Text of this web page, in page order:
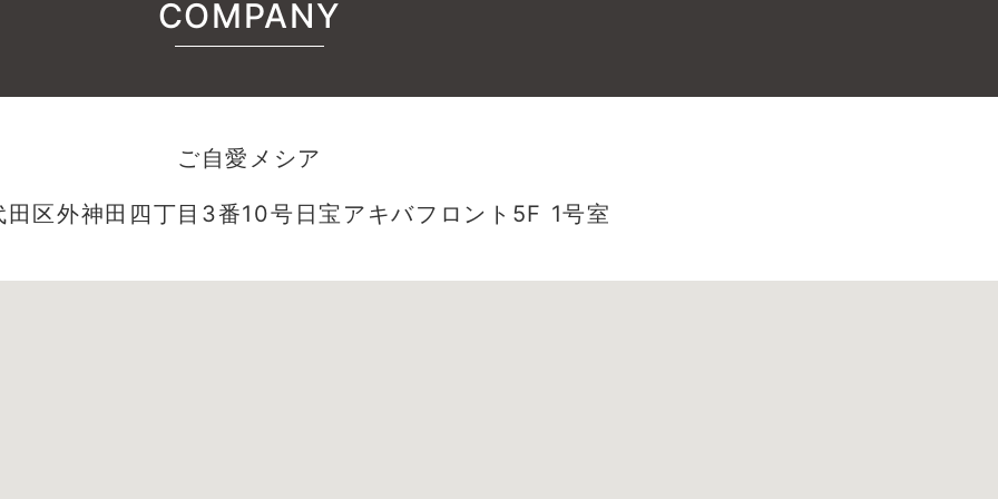
COMPANY
ご自愛メシア
田区外神田四丁目3番10号日宝アキバフロント5F 1号室